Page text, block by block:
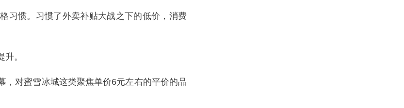
习惯。习惯了外卖补贴大战之下的低价，消费
。
，对蜜雪冰城这类聚焦单价6元左右的平价的品